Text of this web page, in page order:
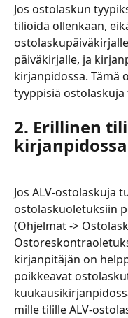
Jos ostolaskun
tiliöidä ollenkaan,
päiväkirjalle, ja
kirjanpidossa. Tämä
tyyppisiä
2. Erillinen
kirjanpidossa
Jos ALV-ostolaskuja
ostolaskuoletuksiin
(Ohjelmat ->
kirjanpitäjän on
poikkeavat
mille tilille ALV-